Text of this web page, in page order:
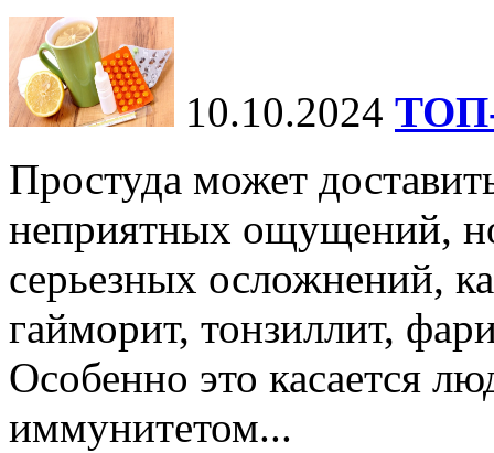
10.10.2024 ТОП-
Простуда может
неприятных ощущений,
серьезных осложнений,
гайморит, тонзиллит,
Особенно это касается
иммунитетом...